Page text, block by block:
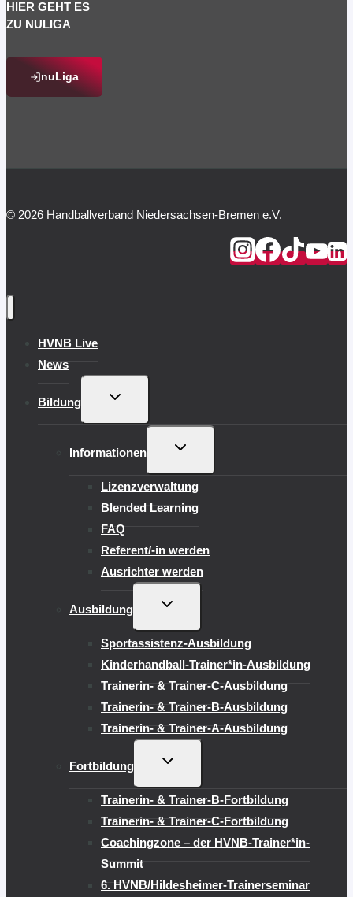
HIER GEHT ES
ZU NULIGA
nuLiga
© 2026 Handballverband Niedersachsen-Bremen e.V.
HVNB Live
News
Bildung
UNTERMENÜ
Informationen
UNTERMENÜ
Lizenzverwaltung
Blended Learning
FAQ
Referent/-in werden
Ausrichter werden
Ausbildung
UNTERMENÜ
Sportassistenz-Ausbildung
Kinderhandball-Trainer*in-Ausbildung
Trainerin- & Trainer-C-Ausbildung
Trainerin- & Trainer-B-Ausbildung
Trainerin- & Trainer-A-Ausbildung
Fortbildung
UNTERMENÜ
Trainerin- & Trainer-B-Fortbildung
Trainerin- & Trainer-C-Fortbildung
Coachingzone – der HVNB-Trainer*in-
Summit
6. HVNB/Hildesheimer-Trainerseminar